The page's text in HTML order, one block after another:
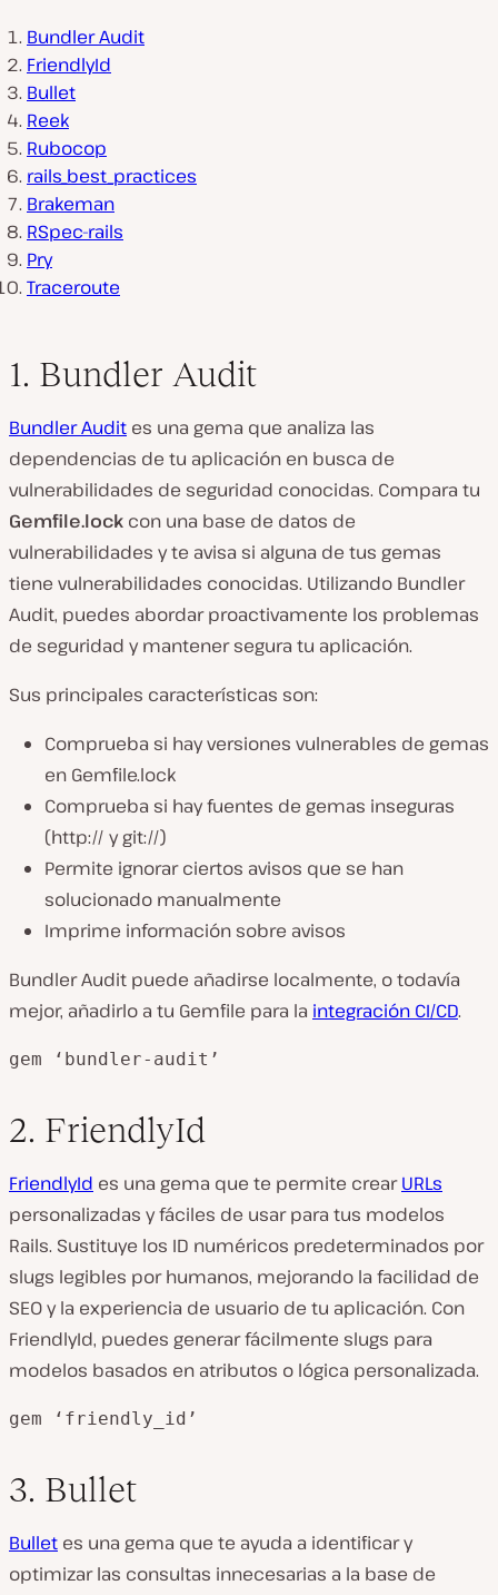
Bundler Audit
FriendlyId
Bullet
Reek
Rubocop
rails_best_practices
Brakeman
RSpec-rails
Pry
Traceroute
1. Bundler Audit
Bundler Audit es una gema que analiza las
dependencias de tu aplicación en busca de
vulnerabilidades de seguridad conocidas. Compara tu
Gemfile.lock con una base de datos de
vulnerabilidades y te avisa si alguna de tus gemas
tiene vulnerabilidades conocidas. Utilizando Bundler
Audit, puedes abordar proactivamente los problemas
de seguridad y mantener segura tu aplicación.
Sus principales características son:
Comprueba si hay versiones vulnerables de gemas
en Gemfile.lock
Comprueba si hay fuentes de gemas inseguras
(http:// y git://)
Permite ignorar ciertos avisos que se han
solucionado manualmente
Imprime información sobre avisos
Bundler Audit puede añadirse localmente, o todavía
mejor, añadirlo a tu Gemfile para la integración CI/CD.
gem ‘bundler-audit’
2. FriendlyId
FriendlyId es una gema que te permite crearURLs
personalizadas y fáciles de usar para tus modelos
Rails. Sustituye los ID numéricos predeterminados por
slugs legibles por humanos, mejorando la facilidad de
SEO y la experiencia de usuario de tu aplicación. Con
FriendlyId, puedes generar fácilmente slugs para
modelos basados en atributos o lógica personalizada.
gem ‘friendly_id’
3. Bullet
Bullet es una gema que te ayuda a identificar y
optimizar las consultas innecesarias a la base de